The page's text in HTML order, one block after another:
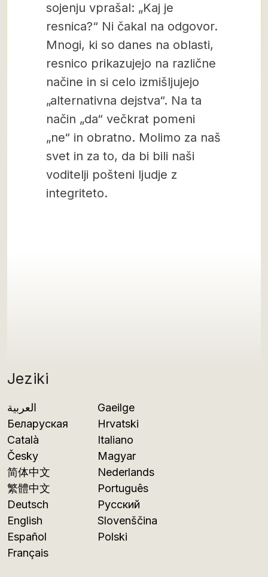
Jeziki
العربية
Беларуская
Català
Česky
简体中文
繁體中文
Deutsch
English
Español
Français
Gaeilge
Hrvatski
Italiano
Magyar
Nederlands
Português
Русский
Slovenščina
Polski
sojenju vprašal: „Kaj je
resnica?“ Ni čakal na odgovor.
Mnogi, ki so danes na oblasti,
resnico prikazujejo na različne
načine in si celo izmišljujejo
„alternativna dejstva“. Na ta
način „da“ večkrat pomeni
„ne“ in obratno. Molimo za naš
svet in za to, da bi bili naši
voditelji pošteni ljudje z
integriteto.